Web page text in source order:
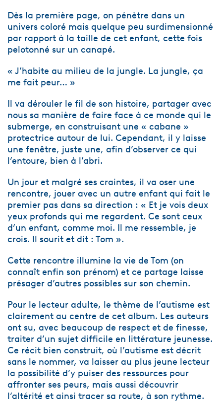
Dès la première page, on pénètre dans un
univers coloré mais quelque peu surdimensionné
par rapport à la taille de cet enfant, cette fois
pelotonné sur un canapé.
« J’habite au milieu de la jungle. La jungle, ça
me fait peur… »
Il va dérouler le fil de son histoire, partager avec
nous sa manière de faire face à ce monde qui le
submerge, en construisant une « cabane »
protectrice autour de lui. Cependant, il y laisse
une fenêtre, juste une, afin d’observer ce qui
l’entoure, bien à l’abri.
Un jour et malgré ses craintes, il va oser une
rencontre, jouer avec un autre enfant qui fait le
premier pas dans sa direction : « Et je vois deux
yeux profonds qui me regardent. Ce sont ceux
d’un enfant, comme moi. Il me ressemble, je
crois. Il sourit et dit : Tom ».
Cette rencontre illumine la vie de Tom (on
connaît enfin son prénom) et ce partage laisse
présager d’autres possibles sur son chemin.
Pour le lecteur adulte, le thème de l’autisme est
clairement au centre de cet album. Les auteurs
ont su, avec beaucoup de respect et de finesse,
traiter d’un sujet difficile en littérature jeunesse.
Ce récit bien construit, où l’autisme est décrit
sans le nommer, va laisser au plus jeune lecteur
la possibilité d’y puiser des ressources pour
affronter ses peurs, mais aussi découvrir
l’altérité et ainsi tracer sa route, à son rythme.